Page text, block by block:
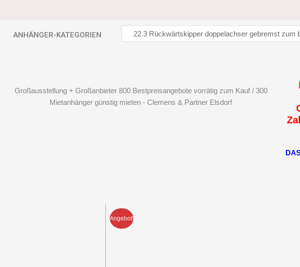
ANHÄNGER-KATEGORIEN
Großausstellung + Großanbieter 800 Bestpreisangebote vorrätig zum Kauf / 300
Mietanhänger günstig mieten - Clemens & Partner Elsdorf
Angebot!